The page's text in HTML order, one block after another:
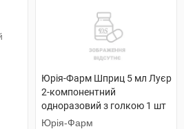
Юрія-Фарм Шприц 5 мл Луєр
2-компонентний
одноразовий з голкою 1 шт
Юрія-Фарм